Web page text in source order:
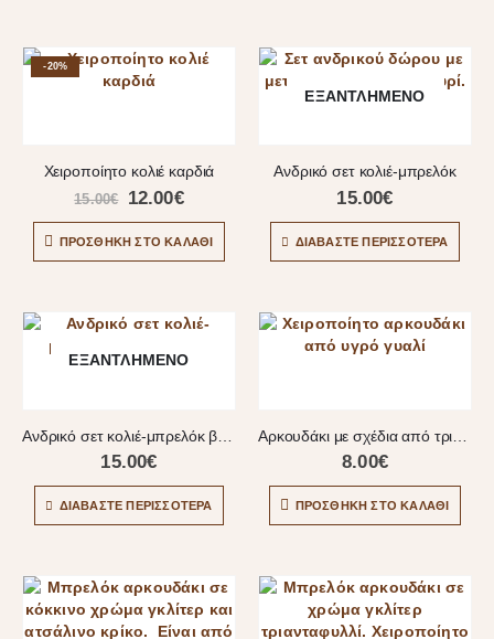
-20%
Χειροποίητο κολιέ καρδιά
15.00€ 12.00€
ΠΡΟΣΘΉΚΗ ΣΤΟ ΚΑΛΆΘΙ
ΕΞΑΝΤΛΗΜΈΝΟ
Ανδρικό σετ κολιέ-μπρελόκ
15.00€
ΔΙΑΒΆΣΤΕ ΠΕΡΙΣΣΌΤΕΡΑ
ΕΞΑΝΤΛΗΜΈΝΟ
15.00€
ΔΙΑΒΆΣΤΕ ΠΕΡΙΣΣΌΤΕΡΑ
8.00€
ΠΡΟΣΘΉΚΗ ΣΤΟ ΚΑΛΆΘΙ